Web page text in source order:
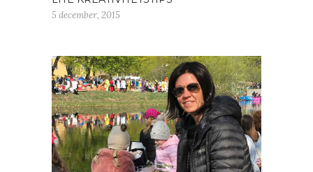
5 december, 2015